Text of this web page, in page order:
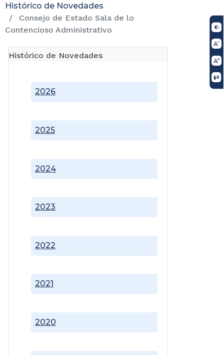
Histórico de Novedades
Consejo de Estado Sala de lo
Contencioso Administrativo
Histórico de Novedades
2020
2021
2022
2023
2024
2025
2026